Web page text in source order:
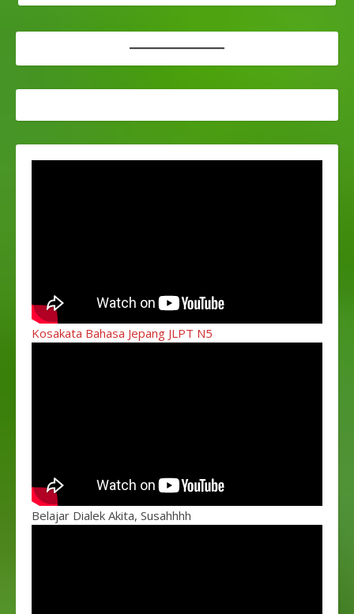
Kosakata Bahasa Jepang JLPT N5
Belajar Dialek Akita, Susahhhh